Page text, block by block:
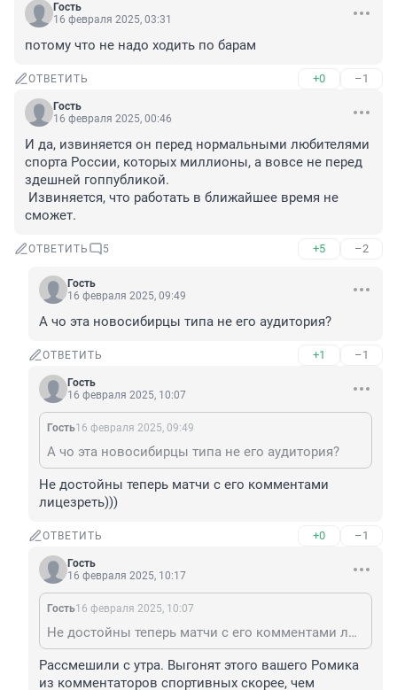
Гость
16 февраля 2025, 03:31
потому что не надо ходить по барам
ОТВЕТИТЬ +0 –1
Гость
16 февраля 2025, 00:46
И да, извиняется он перед нормальными любителями
спорта России, которых миллионы, а вовсе не перед
здешней гоппубликой.
Извиняется, что работать в ближайшее время не
сможет.
ОТВЕТИТЬ 5 +5 –2
Гость
16 февраля 2025, 09:49
А чо эта новосибирцы типа не его аудитория?
ОТВЕТИТЬ +1 –1
Гость
16 февраля 2025, 10:07
Гость16 февраля 2025, 09:49
А чо эта новосибирцы типа не его аудитория?
Не достойны теперь матчи с его комментами
лицезреть)))
ОТВЕТИТЬ +0 –1
Гость
16 февраля 2025, 10:17
Гость16 февраля 2025, 10:07
Не достойны теперь матчи с его комментами лицезреть)))
Рассмешили с утра. Выгонят этого вашего Ромика
из комментаторов спортивных скорее, чем